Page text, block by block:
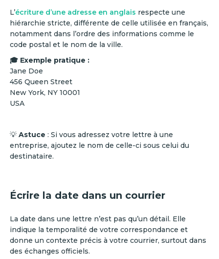
L’écriture d’une adresse en anglais respecte une
hiérarchie stricte, différente de celle utilisée en français,
notamment dans l’ordre des informations comme le
code postal et le nom de la ville.
🎓 Exemple pratique :
Jane Doe
456 Queen Street
New York, NY 10001
USA
💡 Astuce : Si vous adressez votre lettre à une
entreprise, ajoutez le nom de celle-ci sous celui du
destinataire.
Écrire la date dans un courrier
La date dans une lettre n’est pas qu’un détail. Elle
indique la temporalité de votre correspondance et
donne un contexte précis à votre courrier, surtout dans
des échanges officiels.